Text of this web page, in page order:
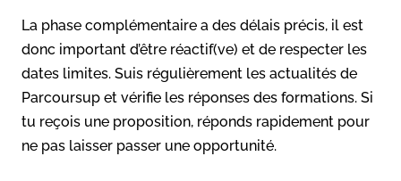
La phase complémentaire a des délais précis, il est
donc important d’être réactif(ve) et de respecter les
dates limites. Suis régulièrement les actualités de
Parcoursup et vérifie les réponses des formations. Si
tu reçois une proposition, réponds rapidement pour
ne pas laisser passer une opportunité.